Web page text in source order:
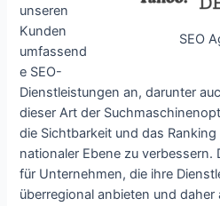
SEO
unseren
Kunden
umfassend
e SEO-
Dienstleistungen an, darunter
dieser Art der
die Sichtbarkeit und das
nationaler Ebene zu
für Unternehmen, die ihre
überregional anbieten und daher